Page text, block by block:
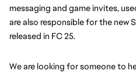
messaging and game invites,
are also responsible for the
released in FC 25.
We are looking for someone to